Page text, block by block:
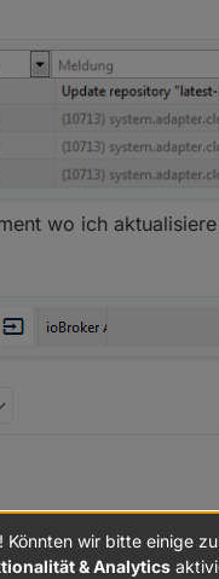
wo ich
nicht ?:
Könnten wir bitte einige
& Analytics